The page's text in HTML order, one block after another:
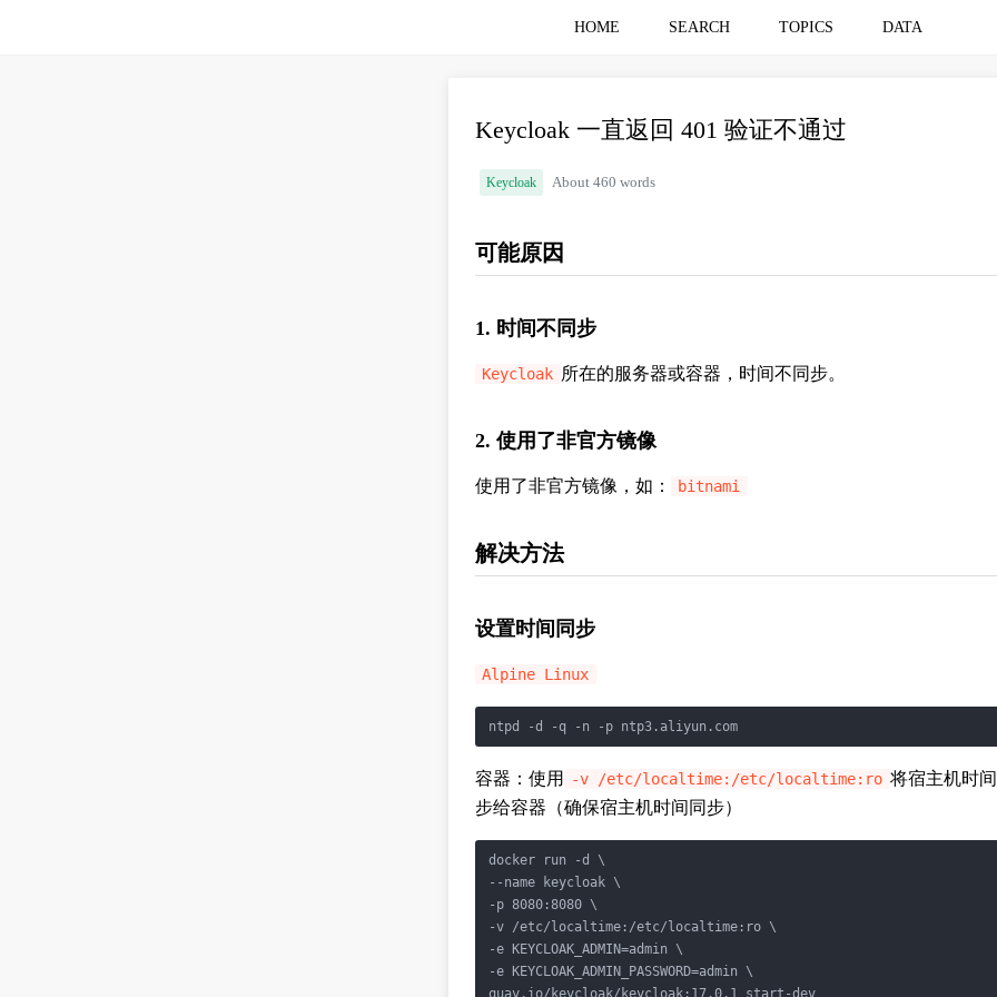
HOME SEARCH TOPICS DATA
Keycloak 一直返回 401 验证不通过
Keycloak About 460 words
可能原因
1. 时间不同步
Keycloak 所在的服务器或容器，时间不同步。
2. 使用了非官方镜像
使用了非官方镜像，如： bitnami
解决方法
设置时间同步
Alpine Linux
ntpd -d -q -n -p ntp3.aliyun.com
容器：使用 -v /etc/localtime:/etc/localtime:ro 将宿主机时
步给容器（确保宿主机时间同步）
docker run -d \
--name keycloak \
-p 8080:8080 \
-v /etc/localtime:/etc/localtime:ro \
-e KEYCLOAK_ADMIN=admin \
-e KEYCLOAK_ADMIN_PASSWORD=admin \
quay.io/keycloak/keycloak:17.0.1 start-dev